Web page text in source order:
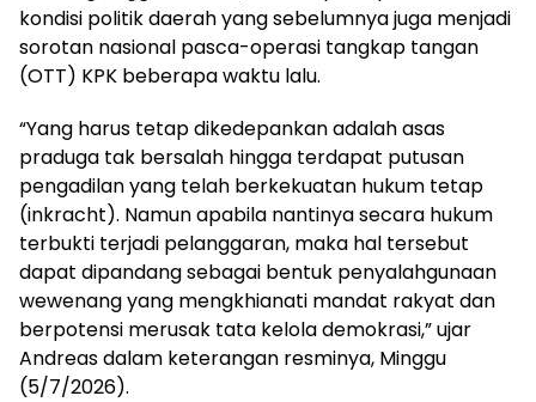
kondisi politik daerah yang sebelumnya juga menjadi
sorotan nasional pasca-operasi tangkap tangan
(OTT) KPK beberapa waktu lalu.
“Yang harus tetap dikedepankan adalah asas
praduga tak bersalah hingga terdapat putusan
pengadilan yang telah berkekuatan hukum tetap
(inkracht). Namun apabila nantinya secara hukum
terbukti terjadi pelanggaran, maka hal tersebut
dapat dipandang sebagai bentuk penyalahgunaan
wewenang yang mengkhianati mandat rakyat dan
berpotensi merusak tata kelola demokrasi,” ujar
Andreas dalam keterangan resminya, Minggu
(5/7/2026).